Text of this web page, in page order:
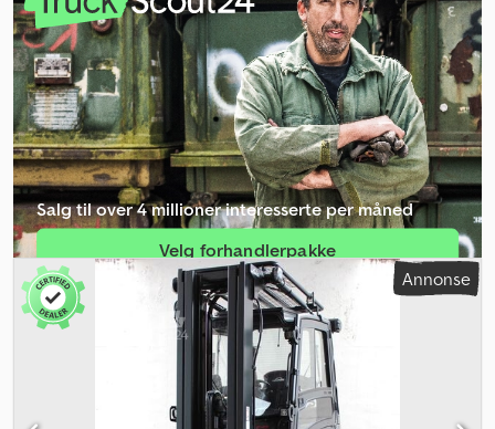
dekkdimensjon:28x12.5-15, bakdekkstørrelse:23x9-10
, egenvekt:
7 720 kg , total høyde: 2 960 mm , total lengde:2 909 mm
, total
bredde:1 440 mm, drivstoff:elektrisitet,
Salg til over 4 millioner interesserte per måned
Velg forhandlerpakke
Opprett enkeltannonse
Annonse